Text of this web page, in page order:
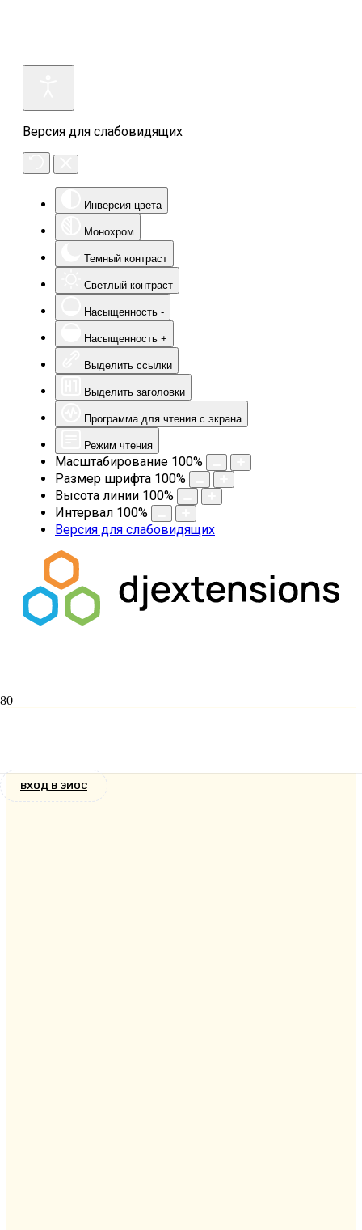
Версия для слабовидящих
Инверсия цвета
Монохром
Темный контраст
Светлый контраст
Насыщенность -
Насыщенность +
Выделить ссылки
Выделить заголовки
Программа для чтения с экрана
Режим чтения
Масштабирование 100%
Размер шрифта 100%
Высота линии 100%
Интервал 100%
Версия для слабовидящих
ВХОД В ЭИОС